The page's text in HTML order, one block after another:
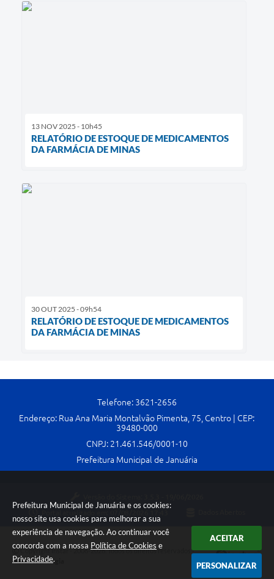
Prefeitura Municipal de Januária e os cookies:
nosso site usa cookies para melhorar a sua
experiência de navegação. Ao continuar você
concorda com a nossa Política de Cookies e
Privacidade.
ACEITAR
PERSONALIZAR
13 NOV 2025 - 10h45
RELATÓRIO DE ESTOQUE DE MEDICAMENTOS
DA FARMÁCIA DE MINAS
30 OUT 2025 - 09h54
RELATÓRIO DE ESTOQUE DE MEDICAMENTOS
DA FARMÁCIA DE MINAS
Telefone: 3621-2656
Endereço: Rua Ana Maria Montalvão Pimenta, 75, Centro | CEP:
39480-000
CNPJ: 21.461.546/0001-10
Prefeitura Municipal de Januária
Copyright Instar - 2006-2026. Todos os direitos reservados -
Instar Tecnologia